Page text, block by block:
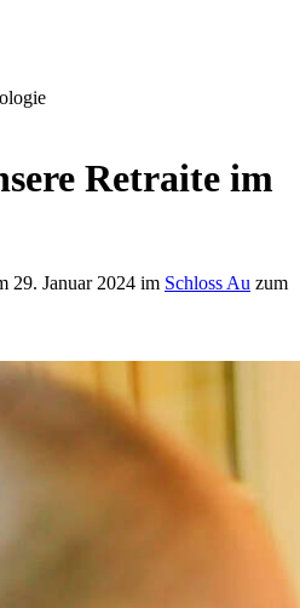
Retraite im
29. Januar 2024 im Schloss Au zum